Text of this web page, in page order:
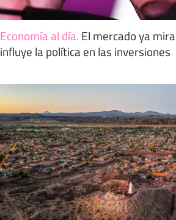
Economía al día. El mercado ya
influye la política en las inversiones